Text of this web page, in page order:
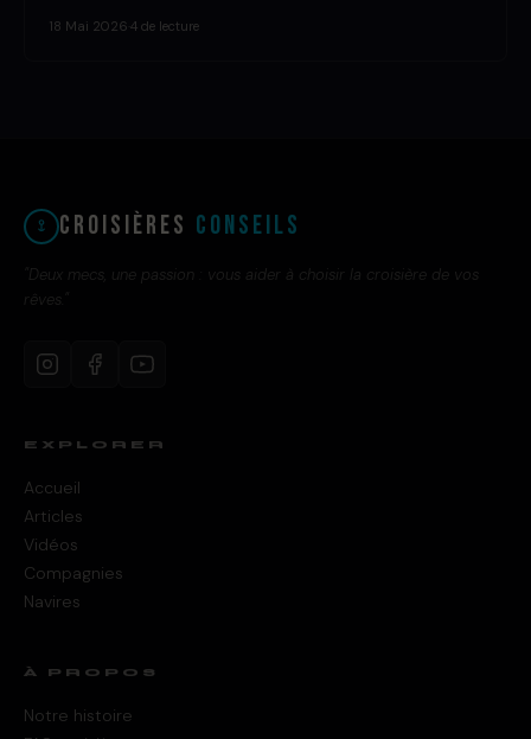
18 Mai 2026 4 de lecture
Croisières Conseils
"Deux mecs, une passion : vous aider à choisir la croisière de vos
rêves."
EXPLORER
Accueil
Articles
Vidéos
Compagnies
Navires
À PROPOS
Notre histoire